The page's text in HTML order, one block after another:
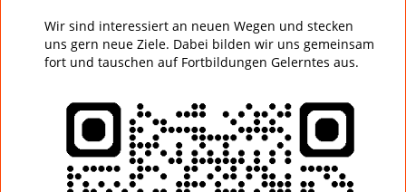
Wir sind interessiert an neuen Wegen und stecken
uns gern neue Ziele. Dabei bilden wir uns gemeinsam
fort und tauschen auf Fortbildungen Gelerntes aus.